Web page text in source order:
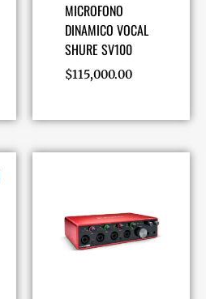
MICROFONO
DINAMICO VOCAL
SHURE SV100
$115,000.00